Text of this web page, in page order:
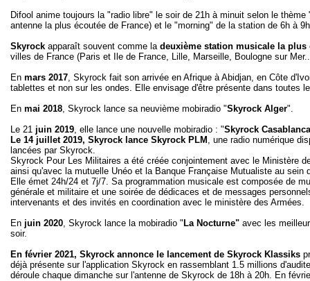
Difool anime toujours la "radio libre" le soir de 21h à minuit selon le
antenne la plus écoutée de France) et le "morning" de la station de 6h à
Skyrock apparaît souvent comme la deuxième station musicale la plus
villes de France (Paris et Ile de France, Lille, Marseille, Boulogne sur
En mars 2017, Skyrock fait son arrivée en Afrique à Abidjan, en Côte
tablettes et non sur les ondes. Elle envisage d'être présente dans toutes
En mai 2018, Skyrock lance sa neuvième mobiradio "Skyrock Alger".
Le 21 juin 2019, elle lance une nouvelle mobiradio : "Skyrock Casablanca
Le 14 juillet 2019, Skyrock lance Skyrock PLM , une radio numérique
lancées par Skyrock.
Skyrock Pour Les Militaires a été créée conjointement avec le Ministère
ainsi qu'avec la mutuelle Unéo et la Banque Française Mutualiste au sein
Elle émet 24h/24 et 7j/7. Sa programmation musicale est composée de
générale et militaire et une soirée de dédicaces et de messages
intervenants et des invités en coordination avec le ministère des Armées.
En juin 2020, Skyrock lance la mobiradio " La Nocturne" avec les
soir.
En février 2021, Skyrock annonce le lancement de Skyrock Klassiks
déjà présente sur l'application Skyrock en rassemblant 1.5 millions
déroule chaque dimanche sur l'antenne de Skyrock de 18h à 20h. En